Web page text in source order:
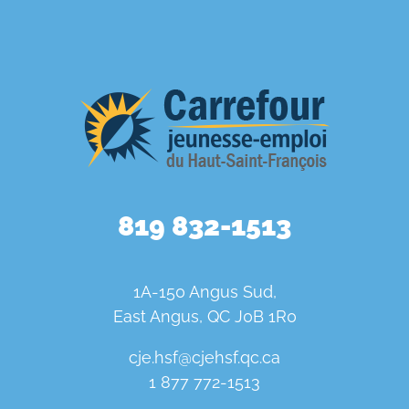
819 832-1513
1A-150 Angus Sud,
East Angus, QC J0B 1R0
cje.hsf@cjehsf.qc.ca
1 877 772-1513